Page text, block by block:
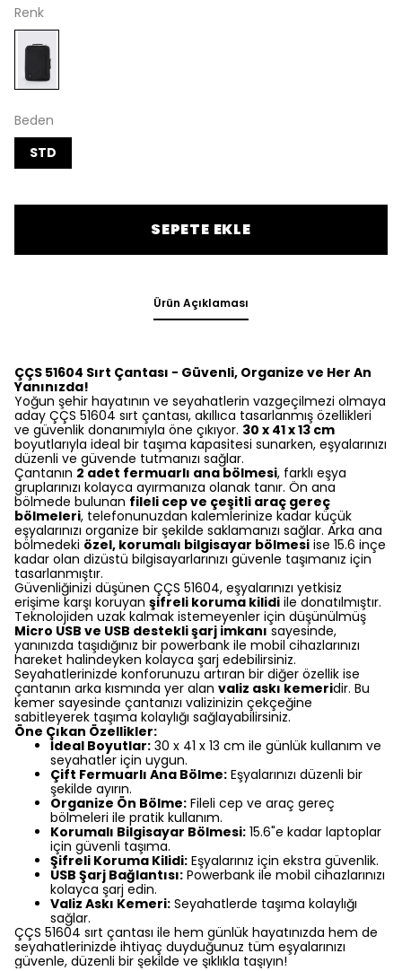
Renk
Beden
STD
SEPETE EKLE
Ürün Açıklaması
ÇÇS 51604 Sırt Çantası - Güvenli, Organize ve Her An
Yanınızda!
Yoğun şehir hayatının ve seyahatlerin vazgeçilmezi olmaya
aday ÇÇS 51604 sırt çantası, akıllıca tasarlanmış özellikleri
ve güvenlik donanımıyla öne çıkıyor. 30 x 41 x 13 cm
boyutlarıyla ideal bir taşıma kapasitesi sunarken, eşyalarınızı
düzenli ve güvende tutmanızı sağlar.
Çantanın 2 adet fermuarlı ana bölmesi, farklı eşya
gruplarınızı kolayca ayırmanıza olanak tanır. Ön ana
bölmede bulunan fileli cep ve çeşitli araç gereç
bölmeleri, telefonunuzdan kalemlerinize kadar küçük
eşyalarınızı organize bir şekilde saklamanızı sağlar. Arka ana
bölmedeki özel, korumalı bilgisayar bölmesi ise 15.6 inçe
kadar olan dizüstü bilgisayarlarınızı güvenle taşımanız için
tasarlanmıştır.
Güvenliğinizi düşünen ÇÇS 51604, eşyalarınızı yetkisiz
erişime karşı koruyan şifreli koruma kilidi ile donatılmıştır.
Teknolojiden uzak kalmak istemeyenler için düşünülmüş
Micro USB ve USB destekli şarj imkanısayesinde,
yanınızda taşıdığınız bir powerbank ile mobil cihazlarınızı
hareket halindeyken kolayca şarj edebilirsiniz.
Seyahatlerinizde konforunuzu artıran bir diğer özellik ise
çantanın arka kısmında yer alan valiz askı kemeridir. Bu
kemer sayesinde çantanızı valizinizin çekçeğine
sabitleyerek taşıma kolaylığı sağlayabilirsiniz.
Öne Çıkan Özellikler:
İdeal Boyutlar: 30 x 41 x 13 cm ile günlük kullanım ve
seyahatler için uygun.
Çift Fermuarlı Ana Bölme: Eşyalarınızı düzenli bir
şekilde ayırın.
Organize Ön Bölme: Fileli cep ve araç gereç
bölmeleri ile pratik kullanım.
Korumalı Bilgisayar Bölmesi: 15.6"e kadar laptoplar
için güvenli taşıma.
Şifreli Koruma Kilidi: Eşyalarınız için ekstra güvenlik.
USB Şarj Bağlantısı: Powerbank ile mobil cihazlarınızı
kolayca şarj edin.
Valiz Askı Kemeri: Seyahatlerde taşıma kolaylığı
sağlar.
ÇÇS 51604 sırt çantası ile hem günlük hayatınızda hem de
seyahatlerinizde ihtiyaç duyduğunuz tüm eşyalarınızı
güvenle, düzenli bir şekilde ve şıklıkla taşıyın!